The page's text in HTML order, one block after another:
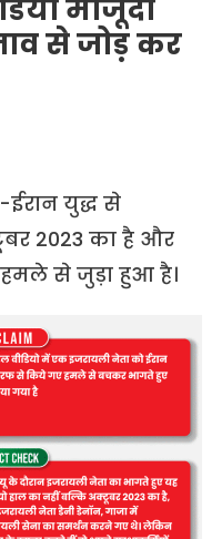
मौजूदा
से जोड़ कर
ईरान युद्ध से
2023 का है और
से जुड़ा हुआ है।